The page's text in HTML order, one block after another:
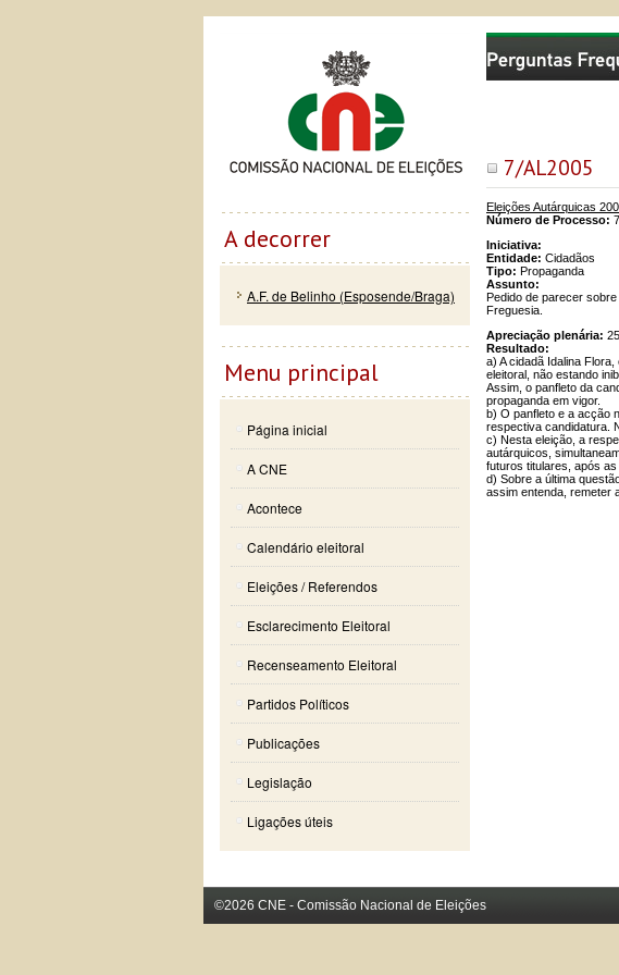
7/AL2005
Eleições Autárquicas
Número de Processo:
Iniciativa:
Entidade: Cidadãos
Tipo: Propaganda
Assunto:
Pedido de parecer
Freguesia.
Apreciação plenária:
Resultado:
a) A cidadã Idalina
eleitoral, não estando
Assim, o panfleto da
propaganda em vigor.
b) O panfleto e a acção
respectiva candidatura.
c) Nesta eleição, a
autárquicos,
futuros titulares, após
d) Sobre a última
assim entenda, remeter
Comissão Nacional de
A decorrer
A.F. de Belinho (Esposende/Braga)
Menu principal
Página inicial
A CNE
Acontece
Calendário eleitoral
Eleições / Referendos
Esclarecimento Eleitoral
Recenseamento Eleitoral
Partidos Políticos
Publicações
Legislação
Ligações úteis
©2026 CNE - Comissão Nacional de Eleições